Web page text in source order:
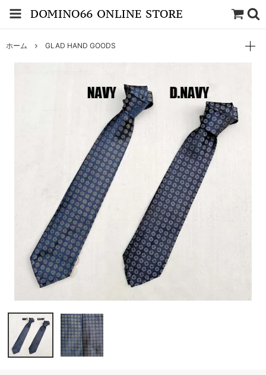
ホーム GLAD HAND GOODS